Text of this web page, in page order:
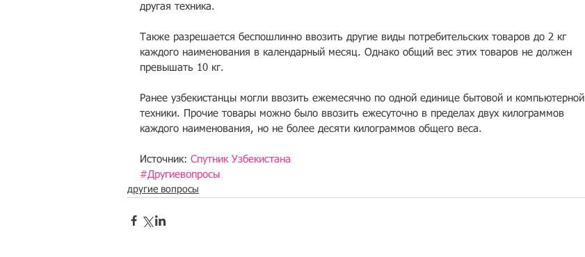
другая техника.
Также разрешается беспошлинно ввозить другие виды потребительских товаров до 2 кг
каждого наименования в календарный месяц. Однако общий вес этих товаров не должен
превышать 10 кг.
Ранее узбекистанцы могли ввозить ежемесячно по одной единице бытовой и компьютерной
техники. Прочие товары можно было ввозить ежесуточно в пределах двух килограммов
каждого наименования, но не более десяти килограммов общего веса.
Источник: Спутник Узбекистана
#Другиевопросы
другие вопросы